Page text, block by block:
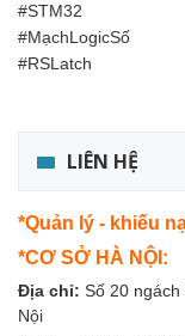
#STM32
#MạchLogicSố
#RSLatch
LIÊN HỆ
*Quản lý - khiếu
*CƠ SỞ HÀ NỘI:
Địa chỉ: Số 20 ngách
Nội